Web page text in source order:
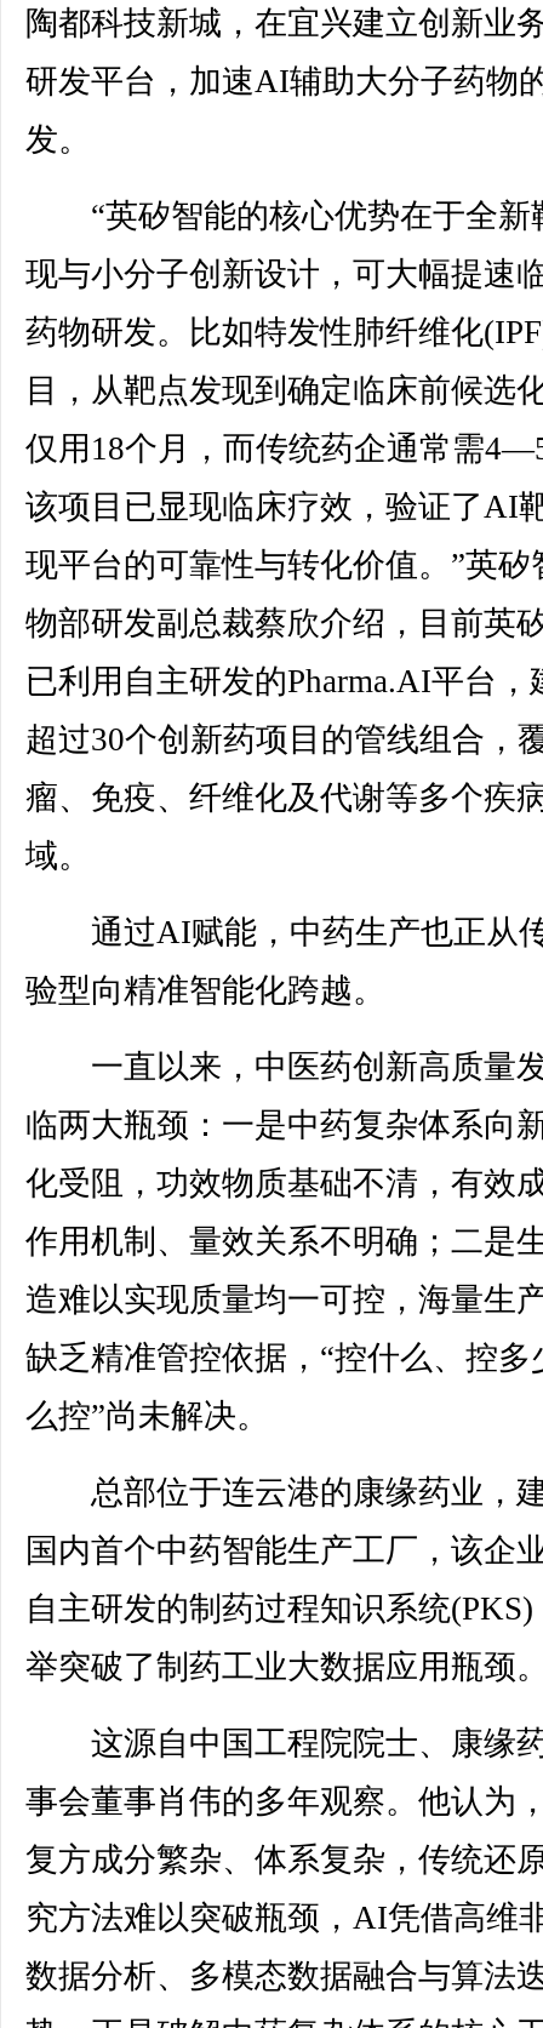
陶都科技新城，在宜兴建立创新业
研发平台，加速AI辅助大分子药物
发。
“英矽智能的核心优势在于全新
现与小分子创新设计，可大幅提速
药物研发。比如特发性肺纤维化
目，从靶点发现到确定临床前候选
仅用18个月，而传统药企通常需
该项目已显现临床疗效，验证了AI
现平台的可靠性与转化价值。”英矽
物部研发副总裁蔡欣介绍，目前英
已利用自主研发的Pharma.AI平台，
超过30个创新药项目的管线组合，
瘤、免疫、纤维化及代谢等多个疾
域。
通过AI赋能，中药生产也正从
验型向精准智能化跨越。
一直以来，中医药创新高质量
临两大瓶颈：一是中药复杂体系向
化受阻，功效物质基础不清，有效
作用机制、量效关系不明确；二是
造难以实现质量均一可控，海量生
缺乏精准管控依据，“控什么、控多
么控”尚未解决。
总部位于连云港的康缘药业，
国内首个中药智能生产工厂，该企
自主研发的制药过程知识系统(PKS)
举突破了制药工业大数据应用瓶颈
这源自中国工程院院士、康缘
事会董事肖伟的多年观察。他认为
复方成分繁杂、体系复杂，传统还
究方法难以突破瓶颈，AI凭借高维
数据分析、多模态数据融合与算法